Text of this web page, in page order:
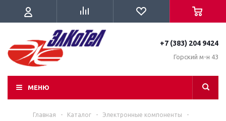
+7 (383) 204 9424
Горский м-н 43
МЕНЮ
Главная - Каталог - Электронные компоненты
-